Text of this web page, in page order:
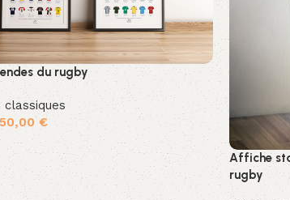
du rugby
classiques
50,00€
au panier
Affiche
rugby